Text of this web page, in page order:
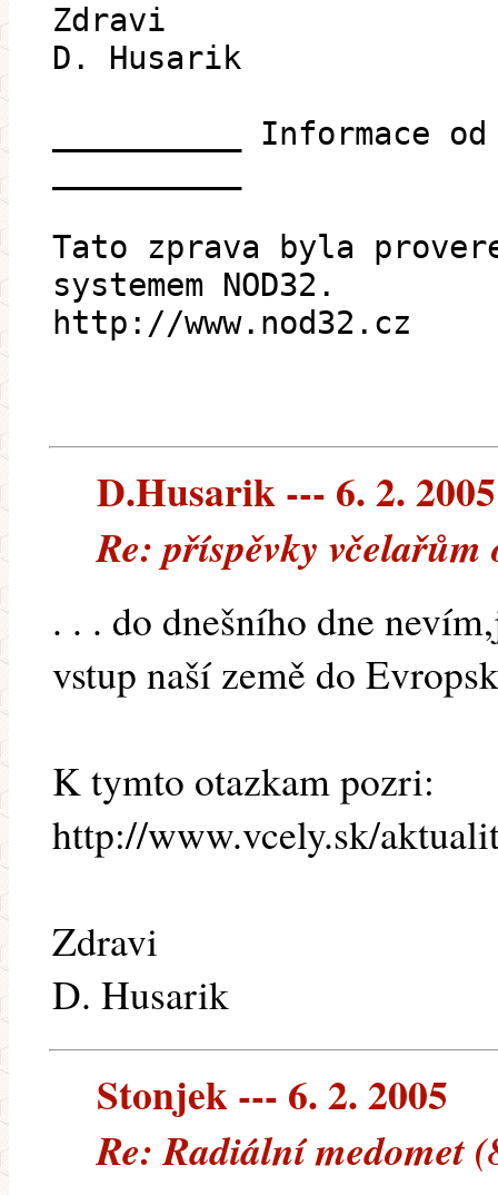
Zdravi
D. Husarik
__________ Informace
Tato zprava byla
systemem NOD32.
http://www.nod32.cz
D.Husarik --- 6. 2. 2005
Re: příspěvky
. . . do dnešního dne
vstup naší země do
K tymto otazkam pozri:
http://www.vcely.sk/
Zdravi
D. Husarik
Stonjek --- 6. 2. 2005
Re: Radiální medomet